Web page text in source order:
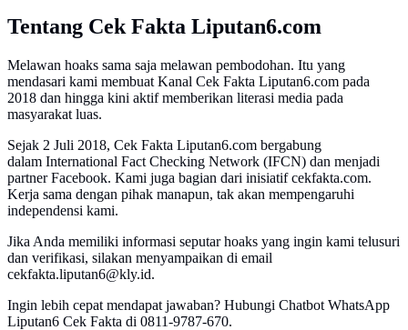
Tentang Cek Fakta Liputan6.com
Melawan hoaks sama saja melawan pembodohan. Itu yang
mendasari kami membuat Kanal Cek Fakta Liputan6.com pada
2018 dan hingga kini aktif memberikan literasi media pada
masyarakat luas.
Sejak 2 Juli 2018, Cek Fakta Liputan6.com bergabung
dalam International Fact Checking Network (IFCN) dan menjadi
partner Facebook. Kami juga bagian dari inisiatif cekfakta.com.
Kerja sama dengan pihak manapun, tak akan mempengaruhi
independensi kami.
Jika Anda memiliki informasi seputar hoaks yang ingin kami telusuri
dan verifikasi, silakan menyampaikan di email
cekfakta.liputan6@kly.id.
Ingin lebih cepat mendapat jawaban? Hubungi Chatbot WhatsApp
Liputan6 Cek Fakta di 0811-9787-670.